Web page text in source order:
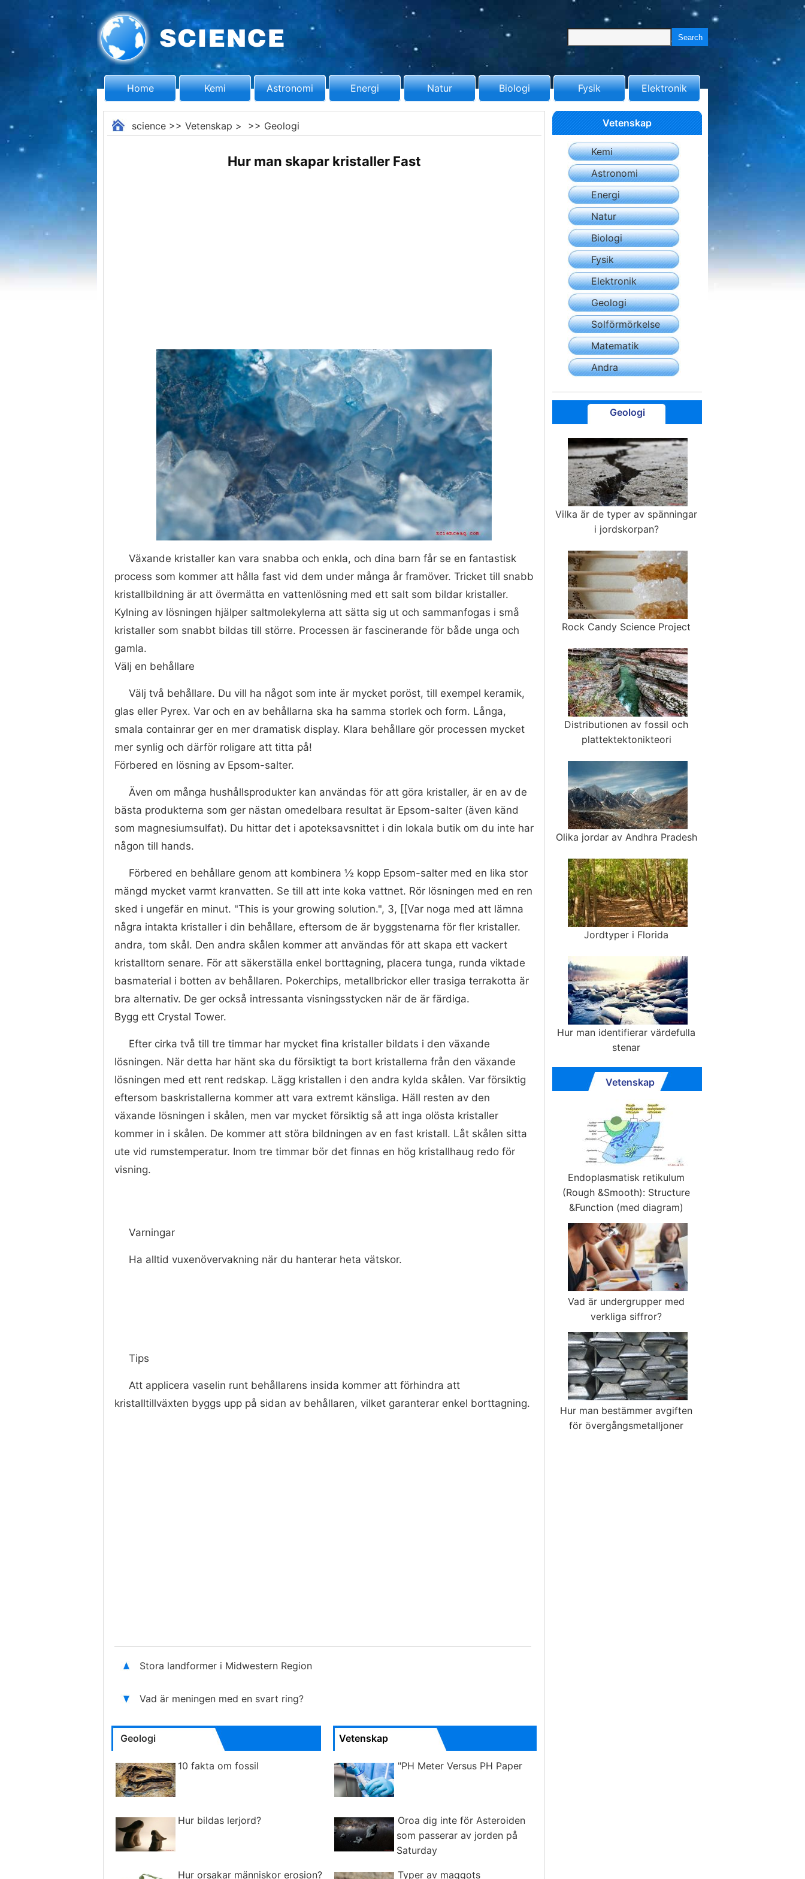
Home Kemi Astronomi Energi Natur Biologi Fysik Elektronik
science>> Vetenskap > >> Geologi
Hur man skapar kristaller Fast
Växande kristaller kan vara snabba och enkla, och dina barn får se en fantastisk
process som kommer att hålla fast vid dem under många år framöver. Tricket till snabb
kristallbildning är att övermätta en vattenlösning med ett salt som bildar kristaller.
Kylning av lösningen hjälper saltmolekylerna att sätta sig ut och sammanfogas i små
kristaller som snabbt bildas till större. Processen är fascinerande för både unga och
gamla.
Välj en behållare
Välj två behållare. Du vill ha något som inte är mycket poröst, till exempel keramik,
glas eller Pyrex. Var och en av behållarna ska ha samma storlek och form. Långa,
smala containrar ger en mer dramatisk display. Klara behållare gör processen mycket
mer synlig och därför roligare att titta på!
Förbered en lösning av Epsom-salter.
Även om många hushållsprodukter kan användas för att göra kristaller, är en av de
bästa produkterna som ger nästan omedelbara resultat är Epsom-salter (även känd
som magnesiumsulfat). Du hittar det i apoteksavsnittet i din lokala butik om du inte har
någon till hands.
Förbered en behållare genom att kombinera ½ kopp Epsom-salter med en lika stor
mängd mycket varmt kranvatten. Se till att inte koka vattnet. Rör lösningen med en ren
sked i ungefär en minut. "This is your growing solution.", 3, [[Var noga med att lämna
några intakta kristaller i din behållare, eftersom de är byggstenarna för fler kristaller.
andra, tom skål. Den andra skålen kommer att användas för att skapa ett vackert
kristalltorn senare. För att säkerställa enkel borttagning, placera tunga, runda viktade
basmaterial i botten av behållaren. Pokerchips, metallbrickor eller trasiga terrakotta är
bra alternativ. De ger också intressanta visningsstycken när de är färdiga.
Bygg ett Crystal Tower.
Efter cirka två till tre timmar har mycket fina kristaller bildats i den växande
lösningen. När detta har hänt ska du försiktigt ta bort kristallerna från den växande
lösningen med ett rent redskap. Lägg kristallen i den andra kylda skålen. Var försiktig
eftersom baskristallerna kommer att vara extremt känsliga. Häll resten av den
växande lösningen i skålen, men var mycket försiktig så att inga olösta kristaller
kommer in i skålen. De kommer att störa bildningen av en fast kristall. Låt skålen sitta
ute vid rumstemperatur. Inom tre timmar bör det finnas en hög kristallhaug redo för
visning.
Varningar
Ha alltid vuxenövervakning när du hanterar heta vätskor.
Tips
Att applicera vaselin runt behållarens insida kommer att förhindra att
kristalltillväxten byggs upp på sidan av behållaren, vilket garanterar enkel borttagning.
Stora landformer i Midwestern Region
Vad är meningen med en svart ring?
Geologi
10 fakta om fossil
Hur bildas lerjord?
Hur orsakar människor erosion?
Vetenskap
"PH Meter Versus PH Paper
Oroa dig inte för Asteroiden
som passerar av jorden på
Saturday
Typer av maggots
Vetenskap
Kemi
Astronomi
Energi
Natur
Biologi
Fysik
Elektronik
Geologi
Solförmörkelse
Matematik
Andra
Geologi
Vilka är de typer av spänningar
i jordskorpan?
Rock Candy Science Project
Distributionen av fossil och
plattektektonikteori
Olika jordar av Andhra Pradesh
Jordtyper i Florida
Hur man identifierar värdefulla
stenar
Vetenskap
Endoplasmatisk retikulum
(Rough &Smooth): Structure
&Function (med diagram)
Vad är undergrupper med
verkliga siffror?
Hur man bestämmer avgiften
för övergångsmetalljoner